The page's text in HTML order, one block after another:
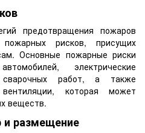
предотвращения пожаров
рисков, присущих
Основные пожарные риски
электрические
работ, а также
которая может
веществ.
размещение